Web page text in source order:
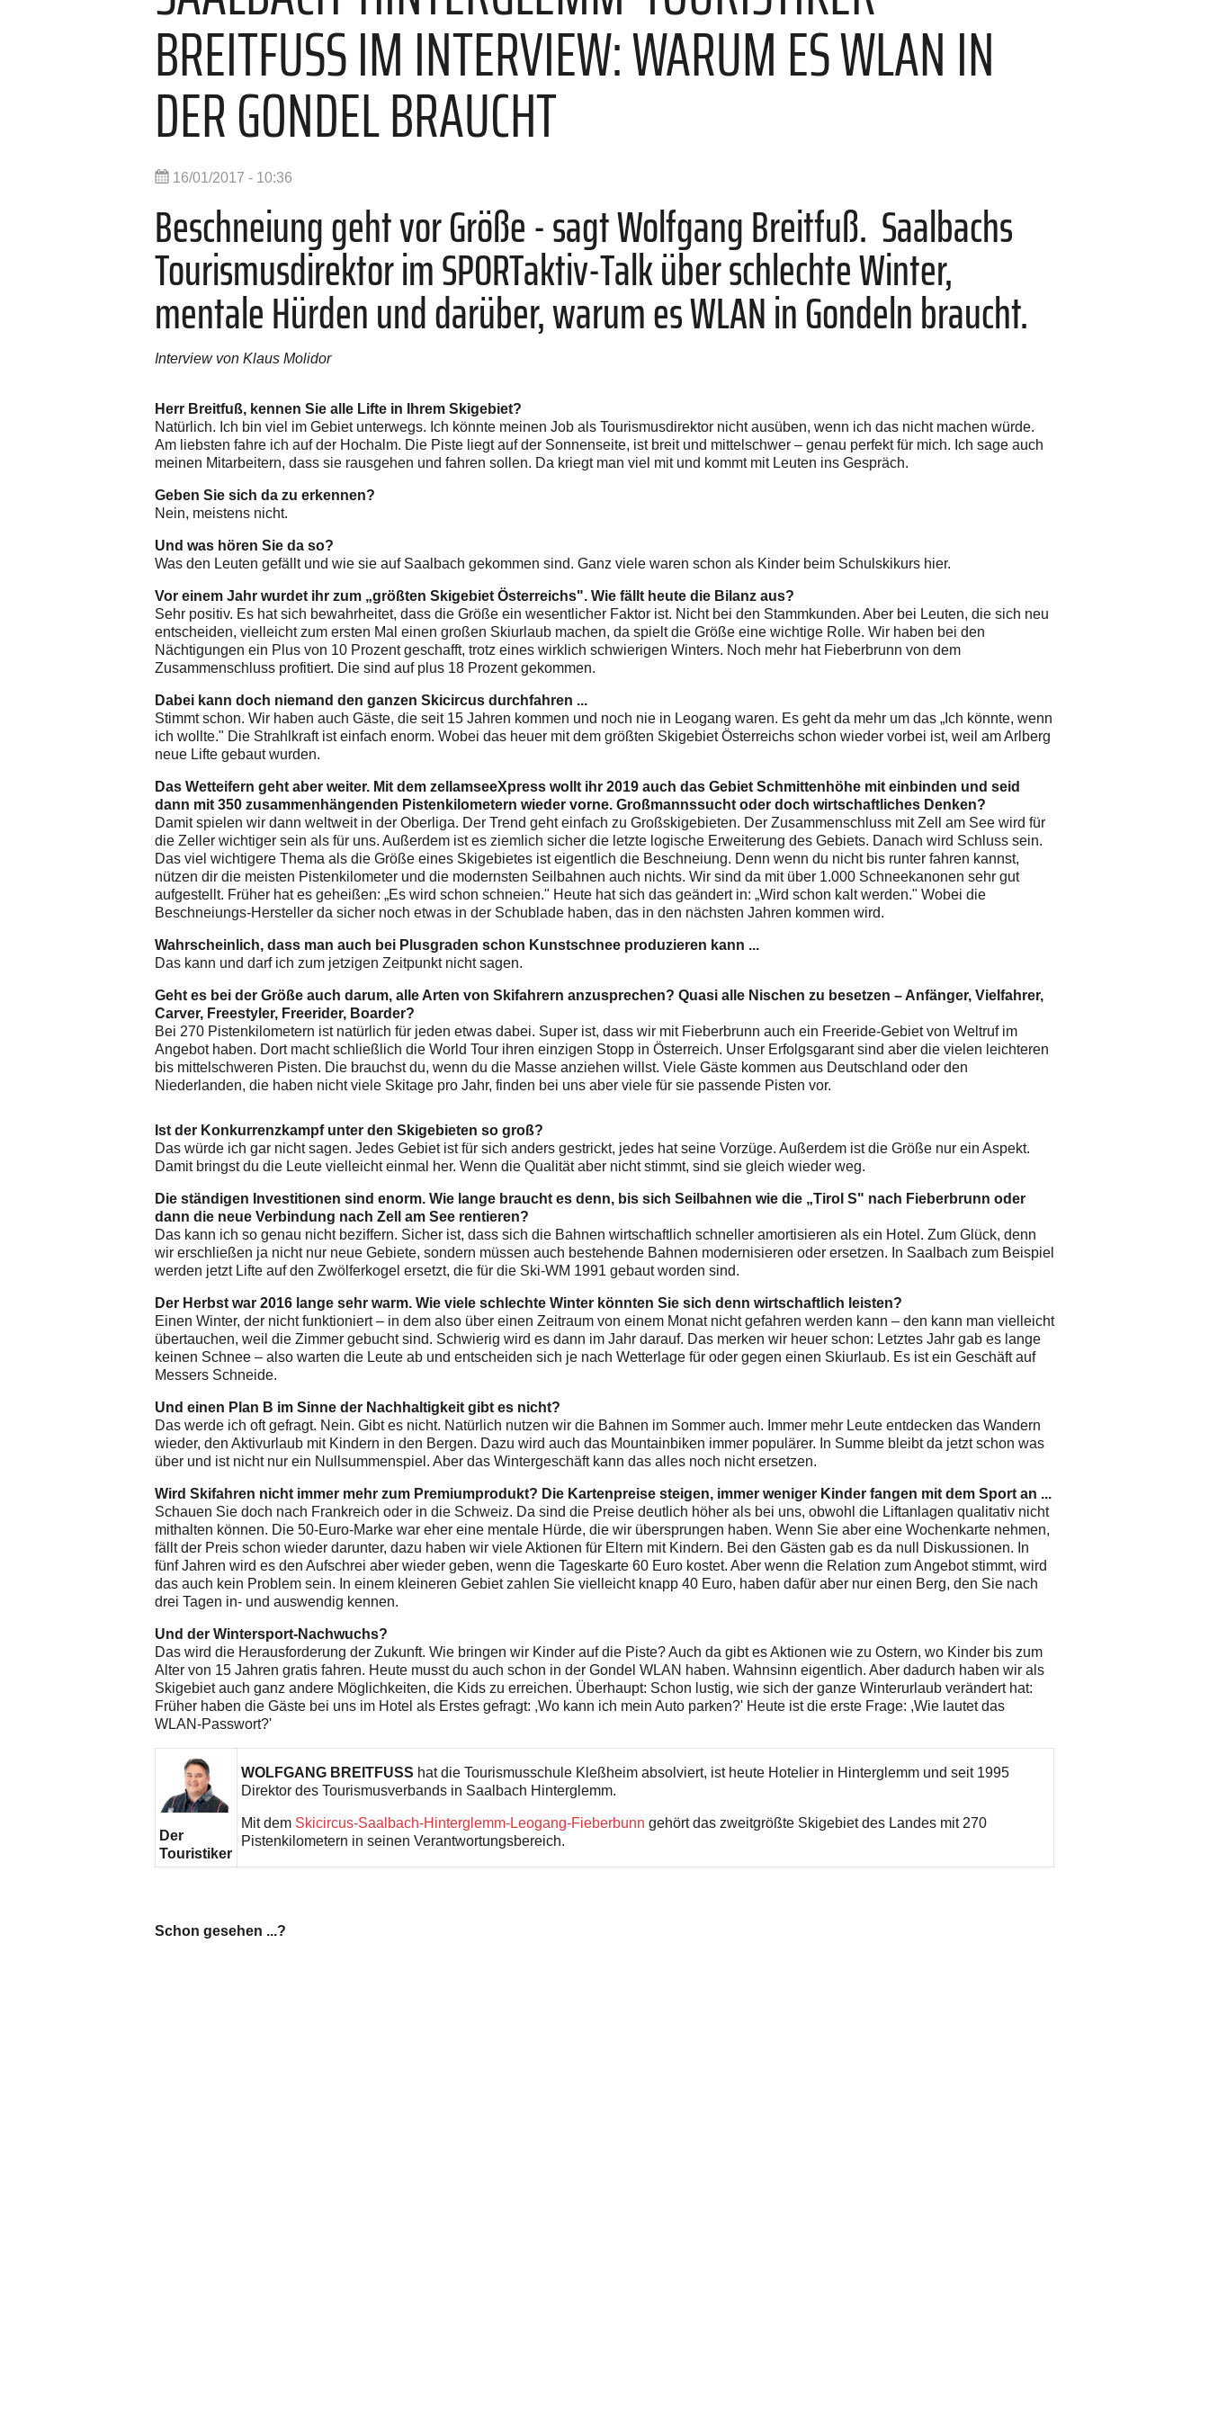
BREITFUSS IM INTERVIEW: WARUM ES WLAN IN D
ER GONDEL BRAUCHT
16/01/2017 - 10:36
Beschneiung geht vor Größe - sagt Wolfgang Breitfuß. ­ Saalbachs
Tourismusdirektor im SPORTaktiv-Talk über schlechte Winter,
mentale Hürden und darüber, warum es WLAN in Gondeln braucht.
Interview von Klaus Molidor
Herr Breitfuß, kennen Sie alle Lifte in Ihrem Skigebiet?
Natürlich. Ich bin viel im Gebiet unterwegs. Ich könnte meinen Job als Tourismusdirektor nicht ausüben, wenn ich das nicht machen würde.
Am liebsten fahre ich auf der Hochalm. Die Piste liegt auf der Sonnenseite, ist breit und mittelschwer – genau perfekt für mich. Ich sage auch
meinen Mitarbeitern, dass sie rausgehen und fahren sollen. Da kriegt man viel mit und kommt mit Leuten ins Gespräch.
Geben Sie sich da zu erkennen?
Nein, meistens nicht.
Und was hören Sie da so?
Was den Leuten gefällt und wie sie auf Saalbach gekommen sind. Ganz viele waren schon als Kinder beim Schulskikurs hier.
Vor einem Jahr wurdet ihr zum „größten Skigebiet Österreichs". Wie fällt heute die Bilanz aus?
Sehr positiv. Es hat sich bewahrheitet, dass die Größe ein wesentlicher Faktor ist. Nicht bei den Stammkunden. Aber bei Leuten, die sich neu
entscheiden, vielleicht zum ersten Mal einen großen Skiurlaub machen, da spielt die Größe eine wichtige Rolle. Wir haben bei den
Nächtigungen ein Plus von 10 Prozent geschafft, trotz eines wirklich schwierigen Winters. Noch mehr hat Fieberbrunn von dem
Zusammenschluss profitiert. Die sind auf plus 18 Prozent gekommen.
Dabei kann doch niemand den ganzen Skicircus durchfahren ...
Stimmt schon. Wir haben auch Gäste, die seit 15 Jahren kommen und noch nie in Leogang waren. Es geht da mehr um das „Ich könnte, wenn
ich wollte." Die Strahlkraft ist einfach enorm. Wobei das heuer mit dem größten Skigebiet Österreichs schon wieder vorbei ist, weil am Arlberg
neue Lifte gebaut wurden.
Das Wetteifern geht aber weiter. Mit dem zellamseeXpress wollt ihr 2019 auch das Gebiet Schmittenhöhe mit einbinden und seid
dann mit 350 zusammenhängenden Pistenkilometern wieder vorne. Großmannssucht oder doch wirtschaftliches Denken?
Damit spielen wir dann weltweit in der Oberliga. Der Trend geht einfach zu Großskigebieten. Der Zusammenschluss mit Zell am See wird für
die Zeller wichtiger sein als für uns. Außerdem ist es ziemlich sicher die letzte logische Erweiterung des Gebiets. Danach wird Schluss sein.
Das viel wichtigere Thema als die Größe eines Skigebietes ist eigentlich die Beschneiung. Denn wenn du nicht bis runter fahren kannst,
nützen dir die meisten Pistenkilometer und die modernsten Seilbahnen auch nichts. Wir sind da mit über 1.000 Schneekanonen sehr gut
aufgestellt. Früher hat es geheißen: „Es wird schon schneien." Heute hat sich das geändert in: „Wird schon kalt werden." Wobei die
Beschneiungs-Hersteller da sicher noch etwas in der Schublade haben, das in den nächsten Jahren kommen wird.
Wahrscheinlich, dass man auch bei Plusgraden schon Kunstschnee produzieren kann ...
Das kann und darf ich zum jetzigen Zeitpunkt nicht sagen.
Geht es bei der Größe auch darum, alle Arten von Skifahrern anzusprechen? Quasi alle Nischen zu besetzen – Anfänger, Vielfahrer,
Carver, Freestyler, Freerider, Boarder?
Bei 270 Pistenkilometern ist natürlich für jeden etwas dabei. Super ist, dass wir mit Fieberbrunn auch ein Freeride-Gebiet von Weltruf im
Angebot haben. Dort macht schließlich die World Tour ihren einzigen Stopp in Österreich. Unser Erfolgsgarant sind aber die vielen leichteren
bis mittelschweren Pisten. Die brauchst du, wenn du die Masse anziehen willst. Viele Gäste kommen aus Deutschland oder den
Niederlanden, die haben nicht viele Skitage pro Jahr, finden bei uns aber viele für sie passende Pisten vor.
Ist der Konkurrenzkampf unter den Skigebieten so groß?
Das würde ich gar nicht sagen. Jedes Gebiet ist für sich anders gestrickt, jedes hat seine Vorzüge. Außerdem ist die Größe nur ein Aspekt.
Damit bringst du die Leute vielleicht einmal her. Wenn die Qualität aber nicht stimmt, sind sie gleich wieder weg.
Die ständigen Investitionen sind enorm. Wie lange braucht es denn, bis sich Seilbahnen wie die „Tirol S" nach Fieberbrunn oder
dann die neue Verbindung nach Zell am See rentieren?
Das kann ich so genau nicht beziffern. Sicher ist, dass sich die Bahnen wirtschaftlich schneller amortisieren als ein Hotel. Zum Glück, denn
wir erschließen ja nicht nur neue Gebiete, sondern müssen auch bestehende Bahnen modernisieren oder ersetzen. In Saalbach zum Beispiel
werden jetzt Lifte auf den Zwölferkogel ersetzt, die für die Ski-WM 1991 gebaut worden sind.
Der Herbst war 2016 lange sehr warm. Wie viele schlechte Winter könnten Sie sich denn wirtschaftlich leisten?
Einen Winter, der nicht funktioniert – in dem also über einen Zeitraum von einem Monat nicht gefahren werden kann – den kann man vielleicht
übertauchen, weil die Zimmer gebucht sind. Schwierig wird es dann im Jahr darauf. Das merken wir heuer schon: Letztes Jahr gab es lange
keinen Schnee – also warten die Leute ab und entscheiden sich je nach Wetterlage für oder gegen einen Skiurlaub. Es ist ein Geschäft auf
Messers Schneide.
Und einen Plan B im Sinne der Nachhaltigkeit gibt es nicht?
Das werde ich oft gefragt. Nein. Gibt es nicht. Natürlich nutzen wir die Bahnen im Sommer auch. Immer mehr Leute entdecken das Wandern
wieder, den Aktivurlaub mit Kindern in den Bergen. Dazu wird auch das Mountainbiken immer populärer. In Summe bleibt da jetzt schon was
über und ist nicht nur ein Nullsummenspiel. Aber das Wintergeschäft kann das alles noch nicht ersetzen.
Wird Skifahren nicht immer mehr zum Premiumprodukt? Die Kartenpreise steigen, immer weniger Kinder fangen mit dem Sport an ...
Schauen Sie doch nach Frankreich oder in die Schweiz. Da sind die Preise deutlich höher als bei uns, obwohl die Liftanlagen qualitativ nicht
mithalten können. Die 50-Euro-Marke war eher eine mentale Hürde, die wir übersprungen haben. Wenn Sie aber eine Wochenkarte nehmen,
fällt der Preis schon wieder darunter, dazu haben wir viele Aktionen für Eltern mit Kindern. Bei den Gästen gab es da null Diskussionen. In
fünf Jahren wird es den Aufschrei aber wieder geben, wenn die Tageskarte 60 Euro kostet. Aber wenn die Relation zum Angebot stimmt, wird
das auch kein Problem sein. In einem kleineren Gebiet zahlen Sie vielleicht knapp 40 Euro, haben dafür aber nur einen Berg, den Sie nach
drei Tagen in- und auswendig kennen.
Und der Wintersport-Nachwuchs?
Das wird die Herausforderung der Zukunft. Wie bringen wir Kinder auf die Piste? Auch da gibt es Aktionen wie zu Ostern, wo Kinder bis zum
Alter von 15 Jahren gratis fahren. Heute musst du auch schon in der Gondel WLAN haben. Wahnsinn eigentlich. Aber dadurch haben wir als
Skigebiet auch ganz andere Möglichkeiten, die Kids zu erreichen. Überhaupt: Schon lustig, wie sich der ganze Winterurlaub verändert hat:
Früher haben die Gäste bei uns im Hotel als Erstes gefragt: ,Wo kann ich mein Auto parken?' Heute ist die erste Frage: ,Wie lautet das
WLAN-Passwort?'
Der
Touristiker
WOLFGANG BREITFUSS hat die Tourismusschule Kleßheim absolviert, ist heute Hotelier in Hinterglemm und seit 1995
Direktor des Tourismusverbands in Saalbach Hinterglemm.
Mit dem Skicircus-Saalbach-Hinterglemm-Leogang-Fieberbunn gehört das zweitgrößte Skigebiet des Landes mit 270
Pistenkilometern in seinen Verantwortungsbereich.
Schon gesehen ...?